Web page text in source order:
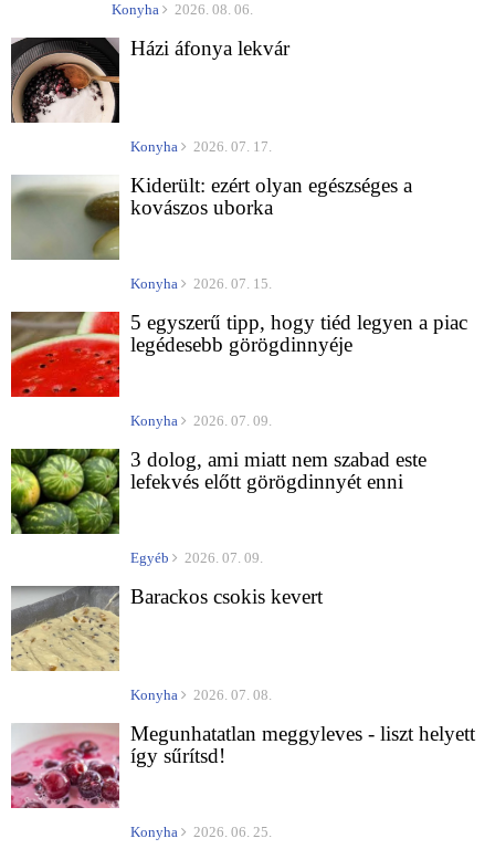
Konyha 2026. 08. 06.
Házi áfonya lekvár
Konyha 2026. 07. 17.
Kiderült: ezért olyan egészséges a
kovászos uborka
Konyha 2026. 07. 15.
5 egyszerű tipp, hogy tiéd legyen a piac
legédesebb görögdinnyéje
Konyha 2026. 07. 09.
3 dolog, ami miatt nem szabad este
lefekvés előtt görögdinnyét enni
Egyéb 2026. 07. 09.
Barackos csokis kevert
Konyha 2026. 07. 08.
Megunhatatlan meggyleves - liszt helyett
így sűrítsd!
Konyha 2026. 06. 25.